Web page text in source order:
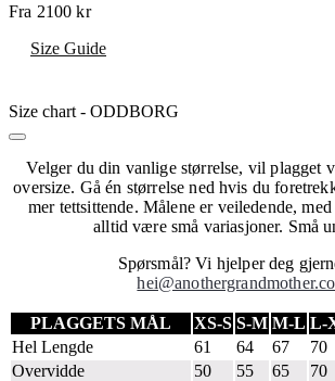
Fra 2100kr
Size Guide
Size chart - ODDBORG
Velger du din vanlige størrelse, vil plagget
oversize. Gå én størrelse ned hvis du
mer tettsittende. Målene er veiledende,
alltid være små variasjoner. Små
Spørsmål? Vi hjelper deg
PLAGGETS MÅL XS-S S-M M-L L-
Hel Lengde
61 64 67
70
Overvidde
50 55 65
70